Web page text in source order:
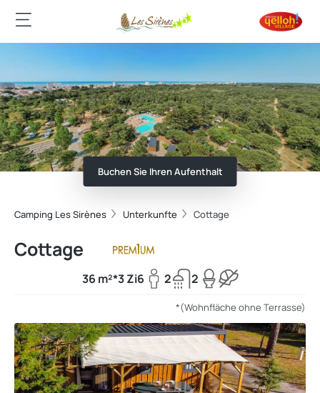
Buchen Sie Ihren Aufenthalt
Camping Les Sirènes Unterkunfte Cottage
Cottage
36 m²*3 Zi6 2 2
*(Wohnfläche ohne Terrasse)